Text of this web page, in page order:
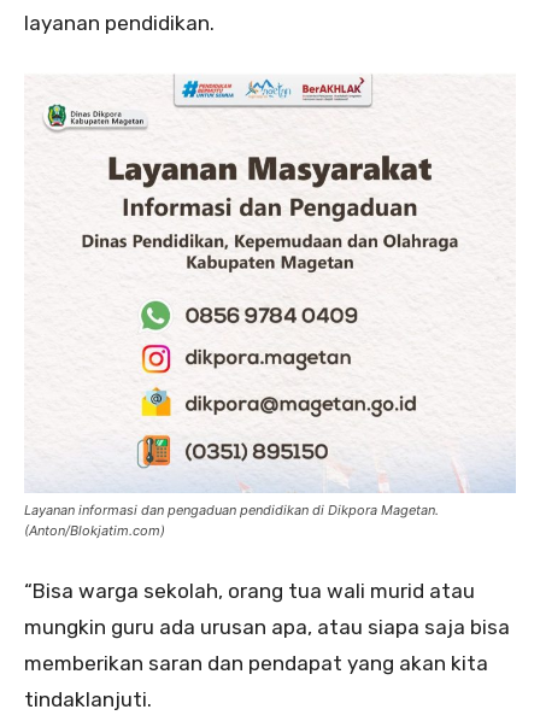
layanan pendidikan.
Layanan informasi dan pengaduan pendidikan di Dikpora Magetan.
(Anton/Blokjatim.com)
“Bisa warga sekolah, orang tua wali murid atau
mungkin guru ada urusan apa, atau siapa saja bisa
memberikan saran dan pendapat yang akan kita
tindaklanjuti.